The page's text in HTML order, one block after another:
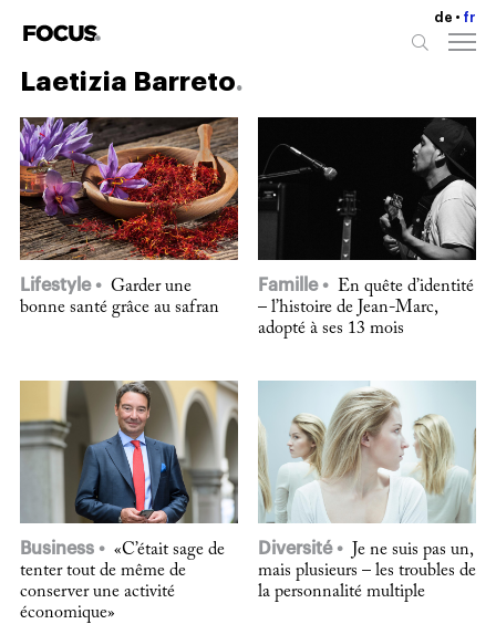
de fr
Laetizia Barreto
Lifestyle
Garder une
bonne santé grâce au safran
Famille
En quête d’identité
– l’histoire de Jean-Marc,
adopté à ses 13 mois
Business
«C’était sage de
tenter tout de même de
conserver une activité
économique»
Diversité
Je ne suis pas un,
mais plusieurs – les troubles de
la personnalité multiple